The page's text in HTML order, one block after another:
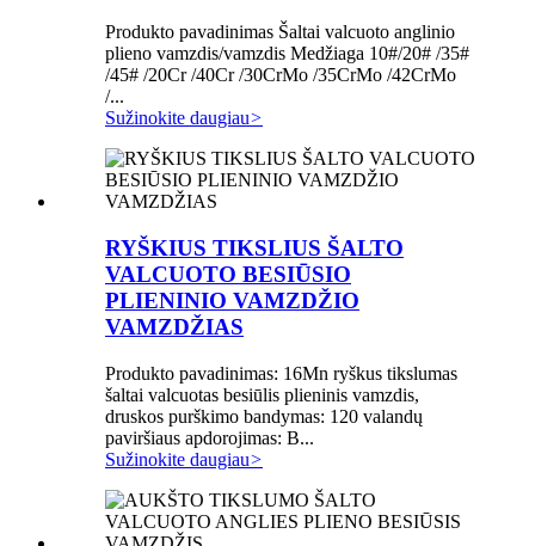
Produkto pavadinimas Šaltai valcuoto anglinio
plieno vamzdis/vamzdis Medžiaga 10#/20# /35#
/45# /20Cr /40Cr /30CrMo /35CrMo /42CrMo
/...
Sužinokite daugiau>
RYŠKIUS TIKSLIUS ŠALTO
VALCUOTO BESIŪSIO
PLIENINIO VAMZDŽIO
VAMZDŽIAS
Produkto pavadinimas: 16Mn ryškus tikslumas
šaltai valcuotas besiūlis plieninis vamzdis,
druskos purškimo bandymas: 120 valandų
paviršiaus apdorojimas: B...
Sužinokite daugiau>